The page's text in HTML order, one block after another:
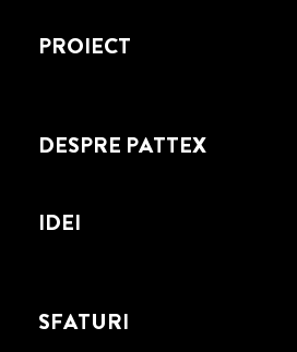
minute
PROIECT
DESPRE PATTEX
IDEI
SFATURI